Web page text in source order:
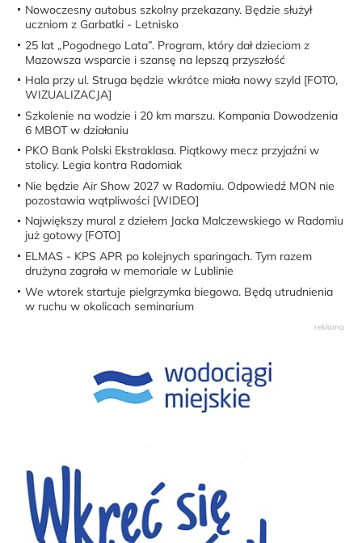
Nowoczesny autobus szkolny przekazany. Będzie służył
uczniom z Garbatki - Letnisko
25 lat „Pogodnego Lata”. Program, który dał dzieciom z
Mazowsza wsparcie i szansę na lepszą przyszłość
Hala przy ul. Struga będzie wkrótce miała nowy szyld [FOTO,
WIZUALIZACJA]
Szkolenie na wodzie i 20 km marszu. Kompania Dowodzenia
6 MBOT w działaniu
PKO Bank Polski Ekstraklasa. Piątkowy mecz przyjaźni w
stolicy. Legia kontra Radomiak
Nie będzie Air Show 2027 w Radomiu. Odpowiedź MON nie
pozostawia wątpliwości [WIDEO]
Największy mural z dziełem Jacka Malczewskiego w Radomiu
już gotowy [FOTO]
ELMAS - KPS APR po kolejnych sparingach. Tym razem
drużyna zagrała w memoriale w Lublinie
We wtorek startuje pielgrzymka biegowa. Będą utrudnienia
w ruchu w okolicach seminarium